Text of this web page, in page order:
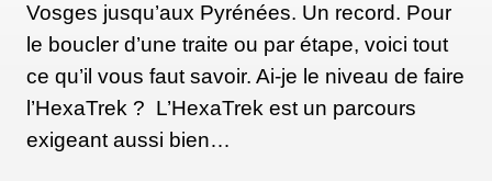
"Mes deux activités préférées ont toujours été la
randonnée et la lecture, et j'aime toujours autant les
deux. Je n'ai pas fait de randonnée aussi longue
depuis 1995, mais j'en ai fait de longues avec mes
enfants. Il y a quelques années, mon fils, ma fille,
Vosges jusqu’aux Pyrénées. Un record. Pour
le boucler d’une traite ou par étape, voici tout
ce qu’il vous faut savoir. Ai-je le niveau de faire
l’HexaTrek ? L’HexaTrek est un parcours
exigeant aussi bien…